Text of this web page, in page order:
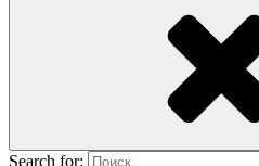
Search for: